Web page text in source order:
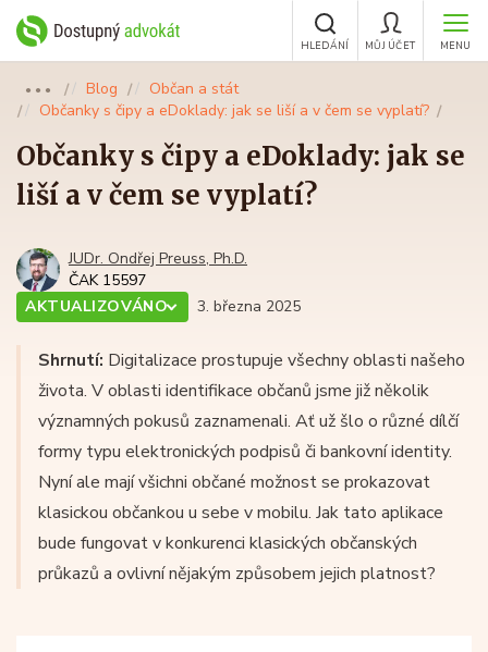
MENU
MŮJ ÚČET
HLEDÁNÍ
●●● Blog
Občan a stát
Občanky s čipy a eDoklady: jak se liší a v čem se vyplatí?
Občanky s čipy a eDoklady: jak se
liší a v čem se vyplatí?
JUDr. Ondřej Preuss, Ph.D.
ČAK 15597
AKTUALIZOVÁNO
3. března 2025
Shrnutí: Digitalizace prostupuje všechny oblasti našeho
života. V oblasti identifikace občanů jsme již několik
významných pokusů zaznamenali. Ať už šlo o různé dílčí
formy typu elektronických podpisů či bankovní identity.
Nyní ale mají všichni občané možnost se prokazovat
klasickou občankou u sebe v mobilu. Jak tato aplikace
bude fungovat v konkurenci klasických občanských
průkazů a ovlivní nějakým způsobem jejich platnost?